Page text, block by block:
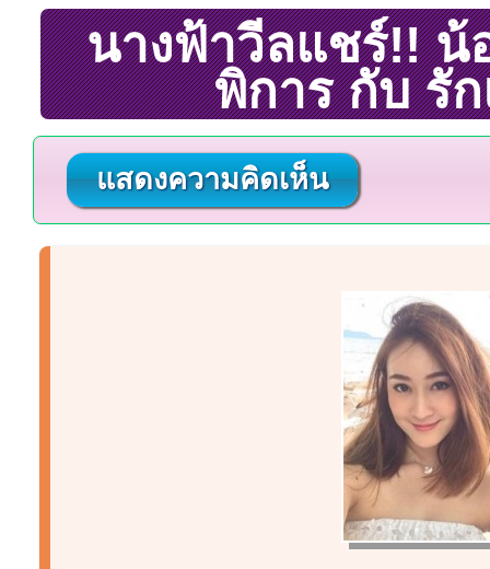
นางฟ้าวีลแชร์!! น้
พิการ กับ รั
แสดงความคิดเห็น